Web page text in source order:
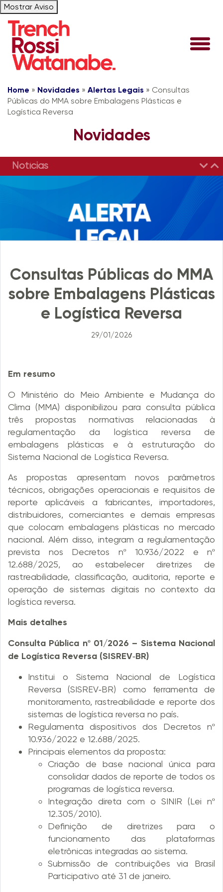
Mostrar Aviso
Home » Novidades » Alertas Legais » Consultas
Públicas do MMA sobre Embalagens Plásticas e
Logística Reversa
Novidades
Notícias
Consultas Públicas do MMA
sobre Embalagens Plásticas
e Logística Reversa
29/01/2026
Em resumo
O Ministério do Meio Ambiente e Mudança do
Clima (MMA) disponibilizou para consulta pública
três propostas normativas relacionadas à
regulamentação da logística reversa de
embalagens plásticas e à estruturação do
Sistema Nacional de Logística Reversa.
As propostas apresentam novos parâmetros
técnicos, obrigações operacionais e requisitos de
reporte aplicáveis a fabricantes, importadores,
distribuidores, comerciantes e demais empresas
que colocam embalagens plásticas no mercado
nacional. Além disso, integram a regulamentação
prevista nos Decretos nº 10.936/2022 e nº
12.688/2025, ao estabelecer diretrizes de
rastreabilidade, classificação, auditoria, reporte e
operação de sistemas digitais no contexto da
logística reversa.
Mais detalhes
Consulta Pública nº 01/2026 – Sistema Nacional
de Logística Reversa (SISREV‑BR)
Institui o Sistema Nacional de Logística
Reversa (SISREV‑BR) como ferramenta de
monitoramento, rastreabilidade e reporte dos
sistemas de logística reversa no país.
Regulamenta dispositivos dos Decretos nº
10.936/2022 e 12.688/2025.
Principais elementos da proposta:
Criação de base nacional única para
consolidar dados de reporte de todos os
programas de logística reversa.
Integração direta com o SINIR (Lei nº
12.305/2010).
Definição de diretrizes para o
funcionamento das plataformas
eletrônicas integradas ao sistema.
Submissão de contribuições via Brasil
Participativo até 31 de janeiro.